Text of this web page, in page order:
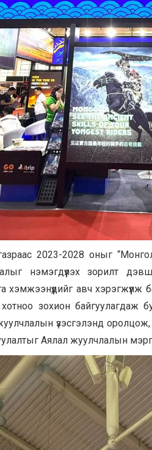
2023-2028 оныг
нэмэгдүүлэх зорилт
хэмжээнүүдийг авч
зохион байгуулагдаж
үзэсгэлэнд
Аялал жуулчлалын